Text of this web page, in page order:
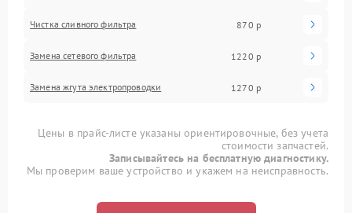
Чистка сливного фильтра 870 р
Замена сетевого фильтра 1220 р
Замена жгута электропроводки 1270 р
Цены в прайс-листе указаны ориентировочные, без учета
стоимости запчастей.
Записывайтесь на бесплатную диагностику.
Мы проверим ваше устройство и укажем на неисправность.